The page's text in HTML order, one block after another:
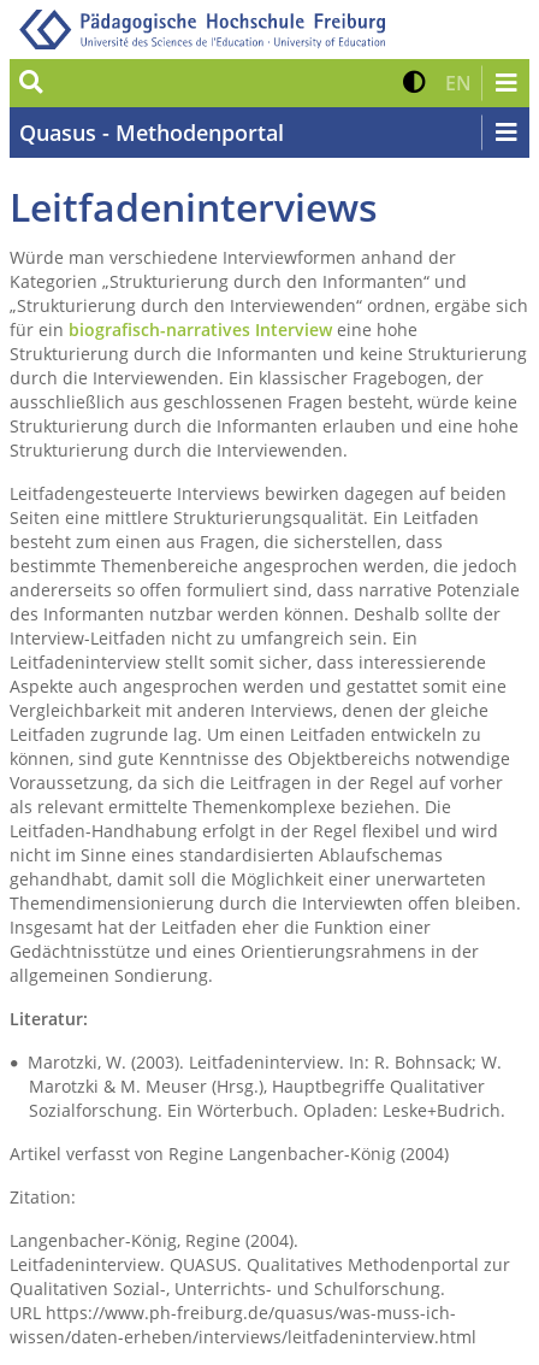
Suche Kontrast
EN Zur
Quasus - Methodenportal
Leitfadeninterviews
Würde man verschiedene Interviewformen anhand der
Kategorien „Strukturierung durch den Informanten“ und
„Strukturierung durch den Interviewenden“ ordnen, ergäbe sich
für ein biografisch-narratives Intervieweine hohe
Strukturierung durch die Informanten und keine Strukturierung
durch die Interviewenden. Ein klassischer Fragebogen, der
ausschließlich aus geschlossenen Fragen besteht, würde keine
Strukturierung durch die Informanten erlauben und eine hohe
Strukturierung durch die Interviewenden.
Leitfadengesteuerte Interviews bewirken dagegen auf beiden
Seiten eine mittlere Strukturierungsqualität. Ein Leitfaden
besteht zum einen aus Fragen, die sicherstellen, dass
bestimmte Themenbereiche angesprochen werden, die jedoch
andererseits so offen formuliert sind, dass narrative Potenziale
des Informanten nutzbar werden können. Deshalb sollte der
Interview-Leitfaden nicht zu umfangreich sein. Ein
Leitfadeninterview stellt somit sicher, dass interessierende
Aspekte auch angesprochen werden und gestattet somit eine
Vergleichbarkeit mit anderen Interviews, denen der gleiche
Leitfaden zugrunde lag. Um einen Leitfaden entwickeln zu
können, sind gute Kenntnisse des Objektbereichs notwendige
Voraussetzung, da sich die Leitfragen in der Regel auf vorher
als relevant ermittelte Themenkomplexe beziehen. Die
Leitfaden-Handhabung erfolgt in der Regel flexibel und wird
nicht im Sinne eines standardisierten Ablaufschemas
gehandhabt, damit soll die Möglichkeit einer unerwarteten
Themendimensionierung durch die Interviewten offen bleiben.
Insgesamt hat der Leitfaden eher die Funktion einer
Gedächtnisstütze und eines Orientierungsrahmens in der
allgemeinen Sondierung.
Literatur:
Marotzki, W. (2003). Leitfadeninterview. In: R. Bohnsack; W.
Marotzki & M. Meuser (Hrsg.), Hauptbegriffe Qualitativer
Sozialforschung. Ein Wörterbuch. Opladen: Leske+Budrich.
Artikel verfasst von Regine Langenbacher-König (2004)
Zitation:
Langenbacher-König, Regine (2004).
Leitfadeninterview. QUASUS. Qualitatives Methodenportal zur
Qualitativen Sozial-, Unterrichts- und Schulforschung.
URL https://www.ph-freiburg.de/quasus/was-muss-ich-
wissen/daten-erheben/interviews/leitfadeninterview.html